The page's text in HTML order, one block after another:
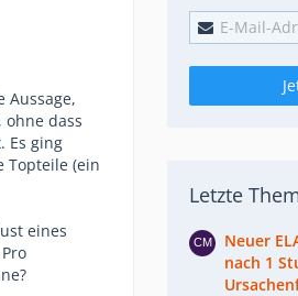
Aussage,
ohne dass
Es ging
Topteile (ein
eines
Letzte
Neuer
nach 1